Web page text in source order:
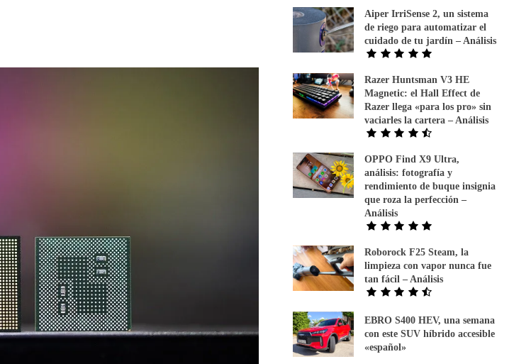
Aiper IrriSense 2, un sistema
de riego para automatizar el
cuidado de tu jardín – Análisis
Razer Huntsman V3 HE
Magnetic: el Hall Effect de
Razer llega «para los pro» sin
vaciarles la cartera – Análisis
OPPO Find X9 Ultra,
análisis: fotografía y
rendimiento de buque insignia
que roza la perfección –
Análisis
Roborock F25 Steam, la
limpieza con vapor nunca fue
tan fácil – Análisis
EBRO S400 HEV, una semana
con este SUV híbrido accesible
«español»